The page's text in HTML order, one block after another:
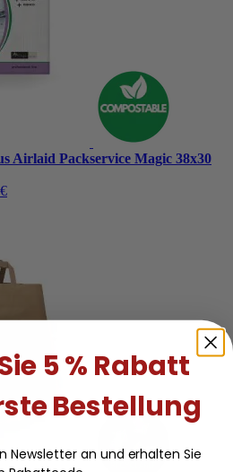
Airlaid Packservice Magic 38x30
5 % Rabatt
Bestellung
Newsletter an und erhalten Sie